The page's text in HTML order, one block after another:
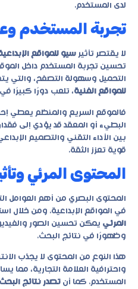
لدى المستخدم.
تجربة المستخدم
لا يقتصر تأثير سيو للمواقع
تحسين تجربة المستخدم داخل
التحميل وسهولة التصفح، والتي
للمواقع الفنية، تلعب دورًا كبيرًا
فالموقع السريع والمنظم يعطي
البطيء أو المعقد قد يؤدي إلى
بين الأداء التقني والتصميم
قوية تعزز الثقة.
المحتوى المرئي
المحتوى البصري من أهم العوامل
في المواقع الإبداعية. ومن خلال
المرئي يمكن تحسين الصور
وظهورًا في نتائج البحث.
هذا النوع من المحتوى لا يجذب
واحترافية العلامة التجارية، مما
المستخدم. كما أن تصدر نتائج